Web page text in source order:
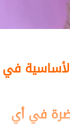
في
في أي